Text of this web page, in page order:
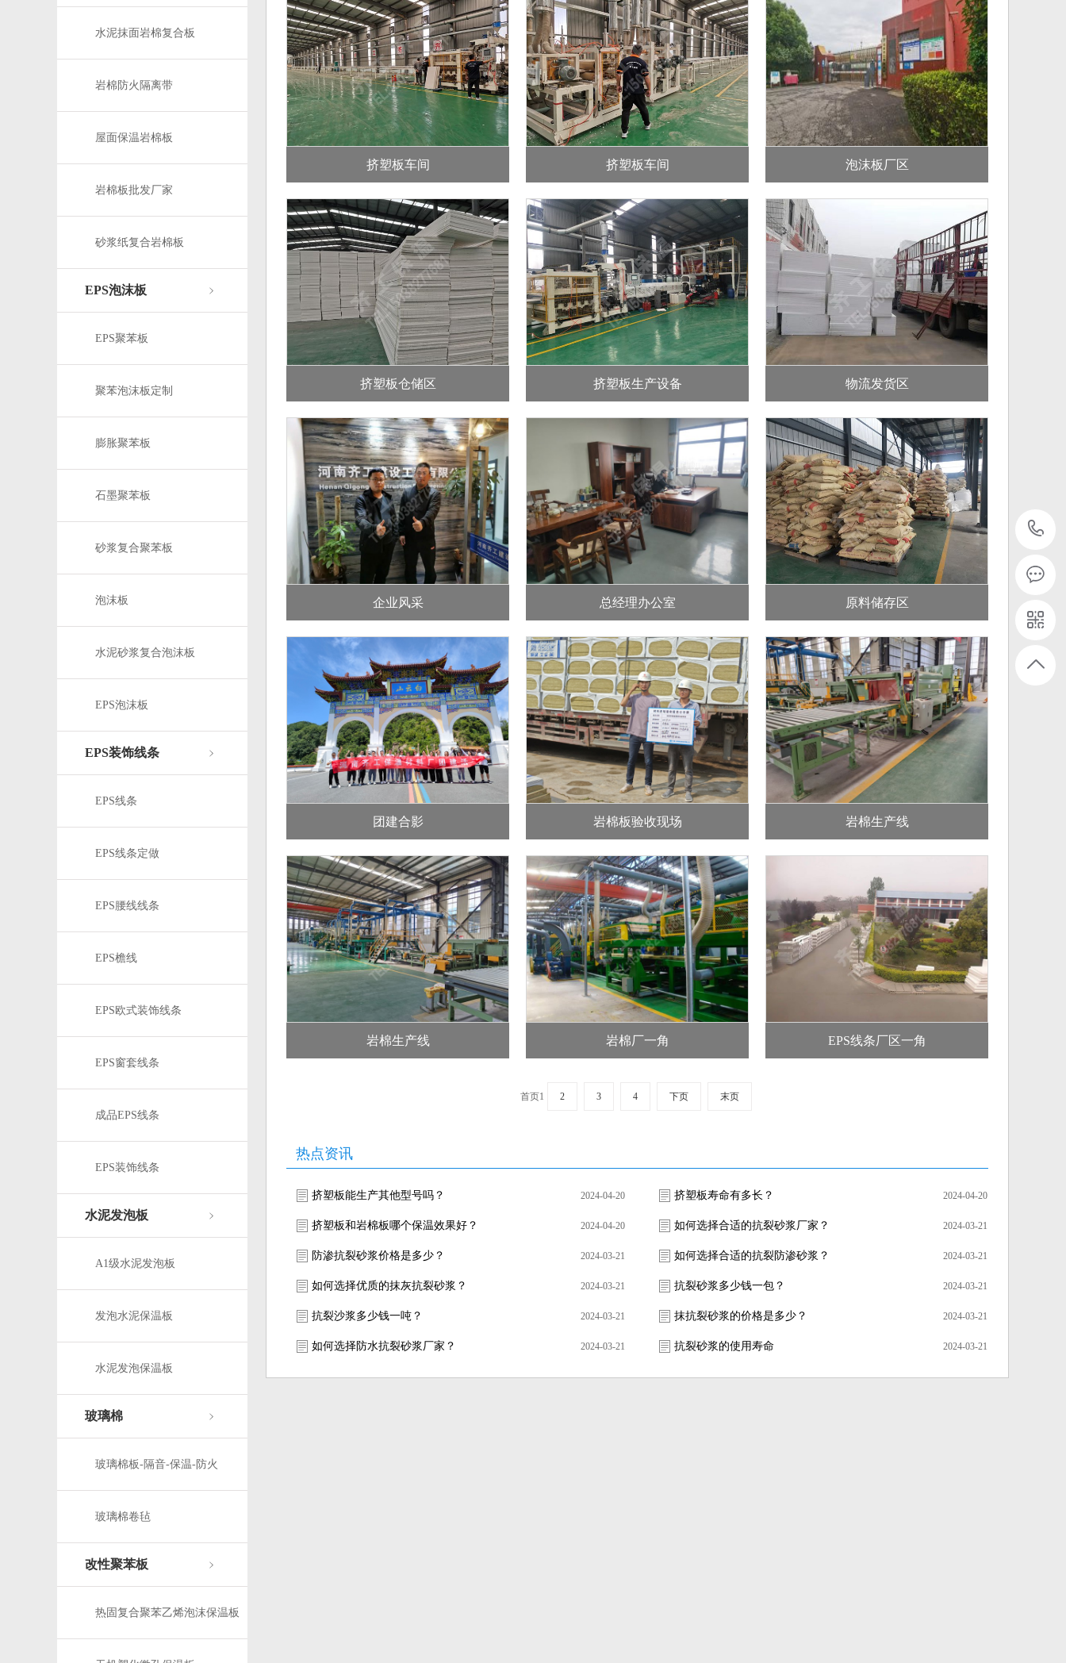
水泥抹面岩棉复合板
岩棉防火隔离带
屋面保温岩棉板
岩棉板批发厂家
砂浆纸复合岩棉板
EPS泡沫板
EPS聚苯板
聚苯泡沫板定制
膨胀聚苯板
石墨聚苯板
砂浆复合聚苯板
泡沫板
水泥砂浆复合泡沫板
EPS泡沫板
EPS装饰线条
EPS线条
EPS线条定做
EPS腰线线条
EPS檐线
EPS欧式装饰线条
EPS窗套线条
成品EPS线条
EPS装饰线条
水泥发泡板
A1级水泥发泡板
发泡水泥保温板
水泥发泡保温板
玻璃棉
玻璃棉板-隔音-保温-防火
玻璃棉卷毡
改性聚苯板
热固复合聚苯乙烯泡沫保温板
挤塑板车间 挤塑板车间 泡沫板厂区
挤塑板仓储区 挤塑板生产设备 物流发货区
企业风采 总经理办公室 原料储存区
团建合影 岩棉板验收现场 岩棉生产线
岩棉生产线 岩棉厂一角 EPS线条厂区一角
首页1 2 3 4 下页 末页
热点资讯
挤塑板能生产其他型号吗？ 2024-04-20 挤塑板寿命有多长？ 2024-04-20
挤塑板和岩棉板哪个保温效果好？ 2024-04-20 如何选择合适的抗裂砂浆厂家？ 2024-03-21
防渗抗裂砂浆价格是多少？ 2024-03-21 如何选择合适的抗裂防渗砂浆？ 2024-03-21
如何选择优质的抹灰抗裂砂浆？ 2024-03-21 抗裂砂浆多少钱一包？ 2024-03-21
抗裂沙浆多少钱一吨？ 2024-03-21 抹抗裂砂浆的价格是多少？ 2024-03-21
如何选择防水抗裂砂浆厂家？ 2024-03-21 抗裂砂浆的使用寿命 2024-03-21